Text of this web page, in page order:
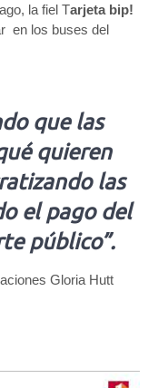
la fiel Tarjeta bip!
en los buses del
que las
quieren
las
el pago del
público”.
Gloria Hutt